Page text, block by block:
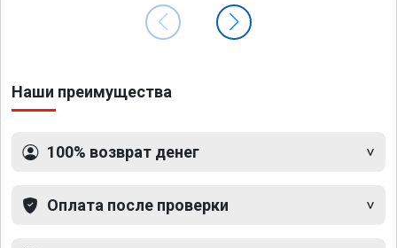
Наши преимущества
100% возврат денег
Оплата после проверки